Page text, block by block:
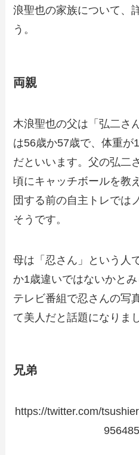
浪聖也の家族について、
う。
両親
木浪聖也の父は「弘二さ
は56歳か57歳で、体重が
だといいます。父の弘二
頃にキャッチボールを教
団する前の自主トレでは
そうです。
母は「忍さん」という人
か1歳違いではないかと
テレビ番組で忍さんの写
て美人だと話題になりま
兄弟
https://twitter.com/